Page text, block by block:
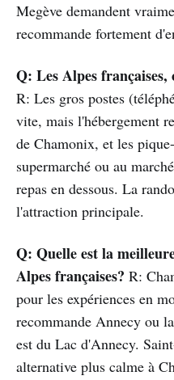
Megève demandent
recommande fortement
Q: Les Alpes
R: Les gros postes
vite, mais l'hébergement
de Chamonix, et les
supermarché ou au
repas en dessous. La
l'attraction principale.
Q: Quelle est la
Alpes françaises? R:
pour les expériences en
recommande Annecy ou
est du Lac d'Annecy.
alternative plus calme à